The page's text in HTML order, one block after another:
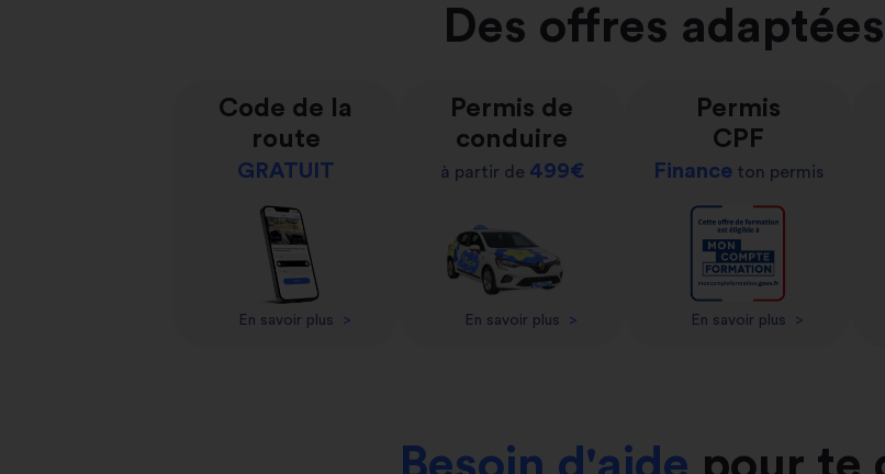
Des offres adaptées
Code de la
route
GRATUIT
En savoir plus >
Permis de
conduire
à partir de 499€
En savoir plus >
Permis
CPF
Financeton permis
En savoir plus >
Besoin d'aide pour te